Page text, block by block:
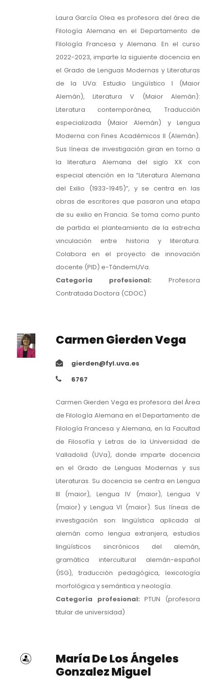
Laura García Olea es profesora del área de
Filología Alemana en el Departamento de
Filología Francesa y Alemana. En el curso
2022-2023, imparte la siguiente docencia en
el Grado de Lenguas Modernas y Literaturas
de la UVa: Estudio Lingüístico I (Maior
Alemán), Literatura V (Maior Alemán):
Literatura contemporánea, Traducción
especializada (Maior Alemán) y Lengua
Moderna con Fines Académicos II (Alemán).
Sus líneas de investigación giran en torno a
la literatura Alemana del siglo XX con
especial atención en la “Literatura Alemana
del Exilio (1933-1945)”, y se centra en las
obras de escritores que pasaron una etapa
de su exilio en Francia. Se toma como punto
de partida el planteamiento de la estrecha
vinculación entre historia y literatura.
Colabora en el proyecto de innovación
docente (PID) e-TándemUVa.
Categoría profesional: Profesora
Contratada Doctora (CDOC)
Carmen Gierden Vega
gierden@fyl.uva.es
6767
Carmen Gierden Vega es profesora del Área
de Filología Alemana en el Departamento de
Filología Francesa y Alemana, en la Facultad
de Filosofía y Letras de la Universidad de
Valladolid (UVa), donde imparte docencia
en el Grado de Lenguas Modernas y sus
Literaturas. Su docencia se centra en Lengua
III (maior), Lengua IV (maior), Lengua V
(maior) y Lengua VI (maior). Sus líneas de
investigación son: lingüística aplicada al
alemán como lengua extranjera, estudios
lingüísticos sincrónicos del alemán,
gramática intercultural alemán-español
(ISG), traducción pedagógica, lexicología
morfológica y semántica y neología.
Categoría profesional: PTUN (profesora
titular de universidad)
María De Los Ángeles
Gonzalez Miguel